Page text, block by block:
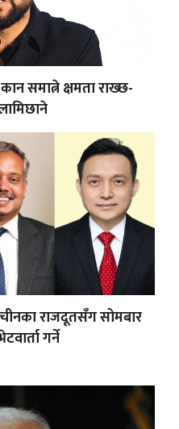
समात्ने क्षमता राख्छ-
चीनका राजदूतसँग सोमबार
गर्ने